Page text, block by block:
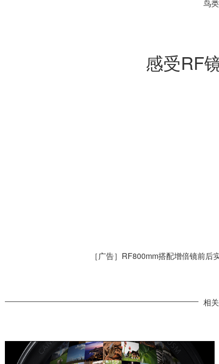
鸟
感受RF
［广告］RF800mm搭配增倍镜前后
相